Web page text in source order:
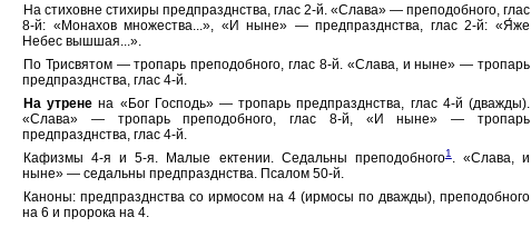
На стиховне стихиры предпразднства, глас 2-й. «Слава» — преподобного, глас
8-й: «Монахов множества...», «И ныне» — предпразднства, глас 2-й: «Я́же
Небес вышшая...».
По Трисвятом — тропарь преподобного, глас 8-й. «Слава, и ныне» — тропарь
предпразднства, глас 4-й.
На утрене на «Бог Господь» — тропарь предпразднства, глас 4-й (дважды).
«Слава» — тропарь преподобного, глас 8-й, «И ныне» — тропарь
предпразднства, глас 4-й.
Кафизмы 4-я и 5-я. Малые ектении. Седальны преподобного1. «Слава, и
ныне» — седальны предпразднства. Псалом 50-й.
Каноны: предпразднства со ирмосом на 4 (ирмосы по дважды), преподобного
на 6 и пророка на 4.